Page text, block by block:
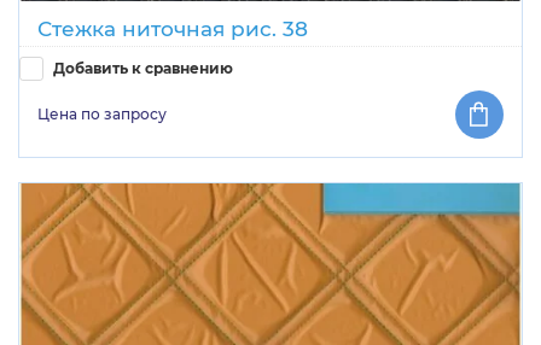
Стежка ниточная рис. 38
Добавить к сравнению
Цена по запросу